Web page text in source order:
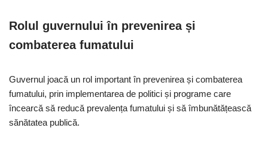
Rolul guvernului în prevenirea și
combaterea fumatului
Guvernul joacă un rol important în prevenirea și combaterea
fumatului, prin implementarea de politici și programe care
încearcă să reducă prevalența fumatului și să îmbunătățească
sănătatea publică.